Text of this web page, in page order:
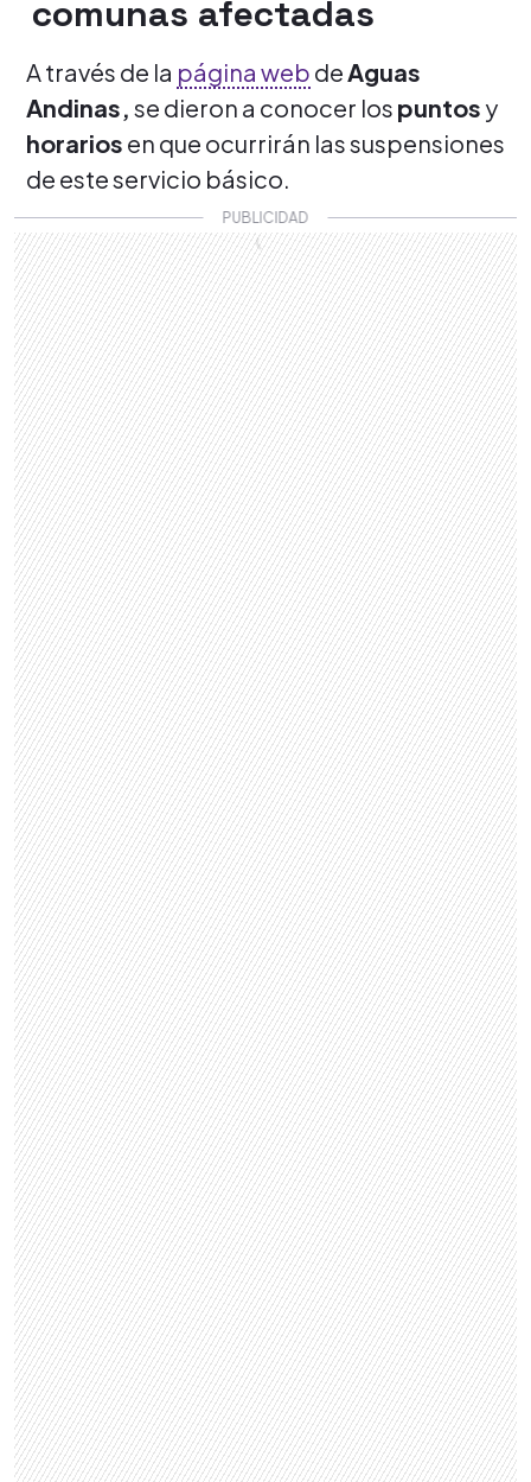
comunas afectadas
A través de la página web de Aguas
Andinas, se dieron a conocer los puntos y
horarios en que ocurrirán las suspensiones
de este servicio básico.